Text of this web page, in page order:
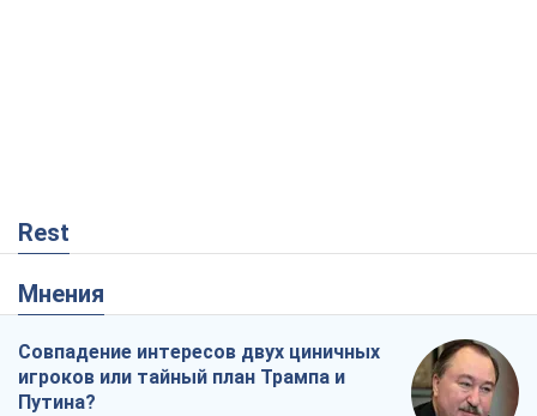
Rest
Мнения
Совпадение интересов двух циничных
игроков или тайный план Трампа и
Путина?